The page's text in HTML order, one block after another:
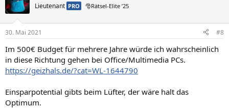
Lieutenant PRO 🎅Rätsel-Elite ’25
30. Mai 2021 #8
Im 500€ Budget für mehrere Jahre würde ich wahrscheinlich
in diese Richtung gehen bei Office/Multimedia PCs.
https://geizhals.de/?cat=WL-1644790
Einsparpotential gibts beim Lüfter, der wäre halt das
Optimum.